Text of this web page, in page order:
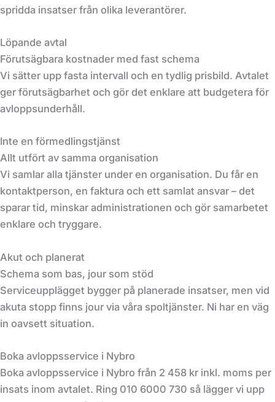
spridda insatser från olika leverantörer.
Löpande avtal
Förutsägbara kostnader med fast schema
Vi sätter upp fasta intervall och en tydlig prisbild. Avtalet
ger förutsägbarhet och gör det enklare att budgetera för
avloppsunderhåll.
Inte en förmedlingstjänst
Allt utfört av samma organisation
Vi samlar alla tjänster under en organisation. Du får en
kontaktperson, en faktura och ett samlat ansvar – det
sparar tid, minskar administrationen och gör samarbetet
enklare och tryggare.
Akut och planerat
Schema som bas, jour som stöd
Serviceupplägget bygger på planerade insatser, men vid
akuta stopp finns jour via våra spoltjänster. Ni har en väg
in oavsett situation.
Boka avloppsservice i Nybro
Boka avloppsservice i Nybro från 2 458 kr inkl. moms per
insats inom avtalet. Ring 010 6000 730 så lägger vi upp